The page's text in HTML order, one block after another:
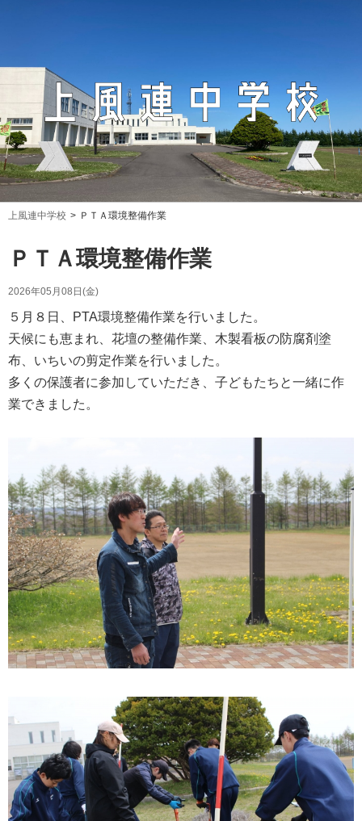
上風連中学校 ＰＴＡ環境整備作業
ＰＴＡ環境整備作業
2026年05月08日(金)
５月８日、PTA環境整備作業を行いました。
天候にも恵まれ、花壇の整備作業、木製看板の防腐剤塗
布、いちいの剪定作業を行いました。
多くの保護者に参加していただき、子どもたちと一緒に作
業できました。